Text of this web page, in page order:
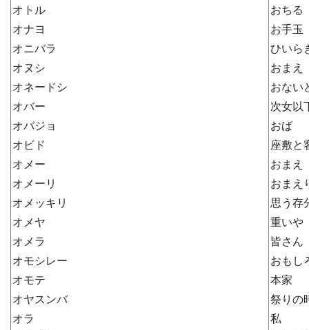
オトル
おちる
オナヨ
お手玉
オニバラ
ひいら
オヌシ
おまえ
オネードシ
おない
オバー
次女以
オバジョ
おば
オビド
座敷と
オメー
おまえ
オメーリ
おまえ
オメッキリ
思う存
オメヤ
重いや
オメラ
皆さん
オモシレー
おもし
オモテ
本家
オヤスンバ
祭りの
オラ
私